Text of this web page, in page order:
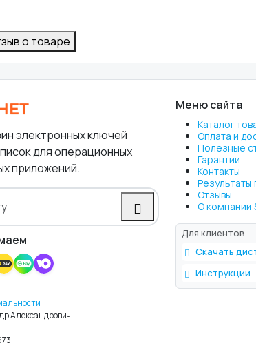
о товаре
электронных ключей
для операционных
приложений.
Александрович
Меню сайта
Каталог
Оплата и
Полезные
Гарантии
Контакты
Результаты
Отзывы
О компании
Для клиентов
Скачать
Инструкции